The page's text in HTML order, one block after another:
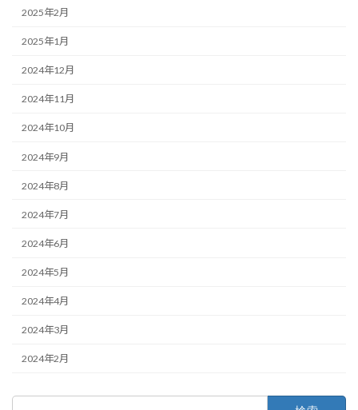
2025年2月
2025年1月
2024年12月
2024年11月
2024年10月
2024年9月
2024年8月
2024年7月
2024年6月
2024年5月
2024年4月
2024年3月
2024年2月